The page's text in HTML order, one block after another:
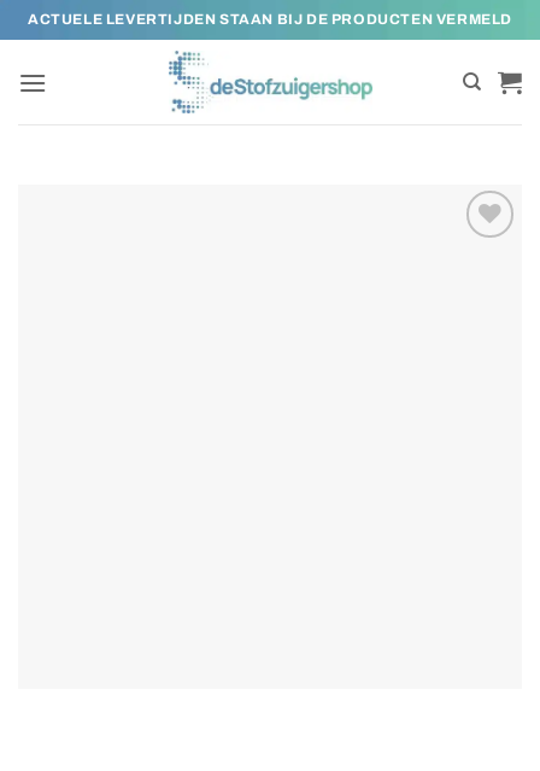
naar
inhoud
ACTUELE LEVERTIJDEN STAAN BIJ DE PRODUCTEN VERMELD